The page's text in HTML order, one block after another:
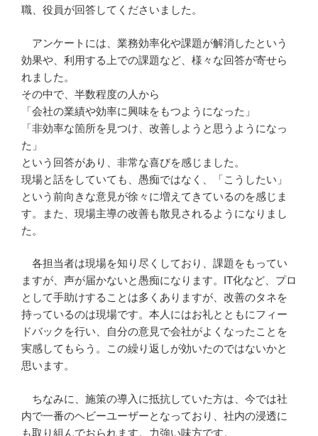
職、役員が回答してくださいました。
アンケートには、業務効率化や課題が解消したという
効果や、利用する上での課題など、様々な回答が寄せら
れました。
その中で、半数程度の人から
「会社の業績や効率に興味をもつようになった」
「非効率な箇所を見つけ、改善しようと思うようになっ
た」
という回答があり、非常な喜びを感じました。
現場と話をしていても、愚痴ではなく、「こうしたい」
という前向きな意見が徐々に増えてきているのを感じま
す。また、現場主導の改善も散見されるようになりまし
た。
各担当者は現場を知り尽くしており、課題をもってい
ますが、声が届かないと愚痴になります。IT化など、プロ
として手助けすることは多くありますが、改善のタネを
持っているのは現場です。本人にはお礼とともにフィー
ドバックを行い、自分の意見で会社がよくなったことを
実感してもらう。この繰り返しが効いたのではないかと
思います。
ちなみに、施策の導入に抵抗していた方は、今では社
内で一番のヘビーユーザーとなっており、社内の浸透に
も取り組んでおられます。力強い味方です。